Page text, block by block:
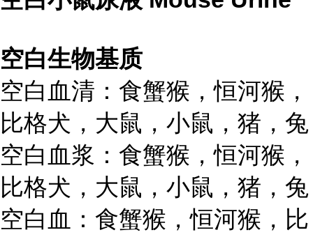
空白生物基质
空白血清：食蟹猴，恒河猴，
比格犬，大鼠，小鼠，猪，兔
空白血浆：食蟹猴，恒河猴，
比格犬，大鼠，小鼠，猪，兔
空白血：食蟹猴，恒河猴，比